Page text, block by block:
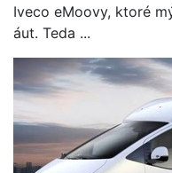
Iveco eMoovy, ktoré
áut. Teda ...